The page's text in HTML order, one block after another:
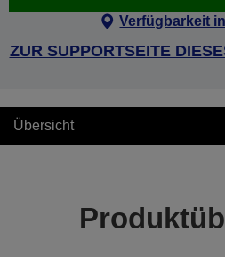
Verfügbarkeit
ZUR SUPPORTSEITE
Übersicht